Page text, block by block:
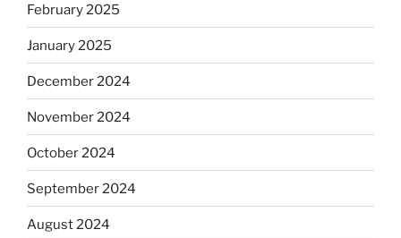
February 2025
January 2025
December 2024
November 2024
October 2024
September 2024
August 2024